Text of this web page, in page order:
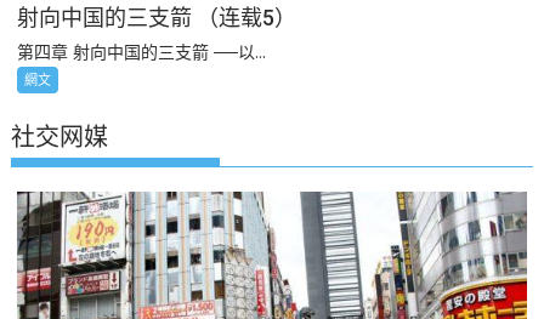
射向中国的三支箭 （连载5）
第四章 射向中国的三支箭 ──以...
網文
社交网媒